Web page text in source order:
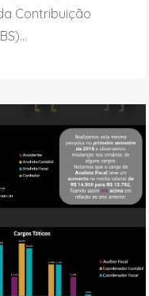
Contribuição